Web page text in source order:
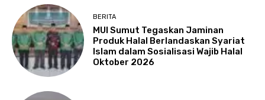
BERITA
MUI Sumut Tegaskan Jaminan
Produk Halal Berlandaskan Syariat
Islam dalam Sosialisasi Wajib Halal
Oktober 2026